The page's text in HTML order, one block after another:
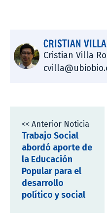
CRISTIAN
Cristian Villa
<< Anterior Noticia
Trabajo Social
abordó aporte de
la Educación
Popular para el
desarrollo
político y social